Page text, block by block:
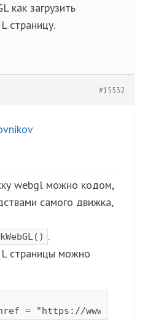
как загрузить
страницу.
#15532
webgl можно кодом,
самого движка,
.
страницы можно